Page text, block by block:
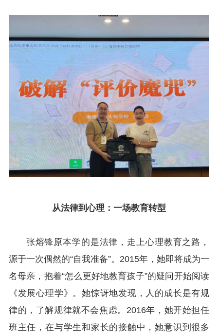
从法律到心理： 一场教育转型
张熔锋原本学的是法律，走上心理教育之路，
源于一次偶然的“自我准备”。2015年，她即将成为一
名母亲，抱着“怎么更好地教育孩子”的疑问开始阅读
《发展心理学》。她惊讶地发现，人的成长是有规
律的，了解规律就不会焦虑。2016年，她开始担任
班主任，在与学生和家长的接触中，她意识到很多